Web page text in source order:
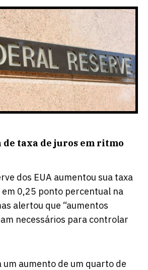
de taxa de juros em ritmo
dos EUA aumentou sua taxa
em 0,25 ponto percentual na
alertou que “aumentos
necessários para controlar
um aumento de um quarto de